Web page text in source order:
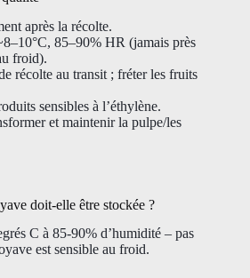
après la récolte.
85–90% HR (jamais près
froid).
récolte au transit ; fréter les fruits
sensibles à l’éthylène.
et maintenir la pulpe/les
doit-elle être stockée ?
C à 85-90% d’humidité – pas
est sensible au froid.